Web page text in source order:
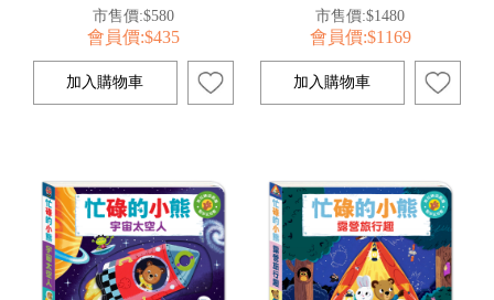
市售價:$580
會員價:$435
市售價:$1480
會員價:$1169